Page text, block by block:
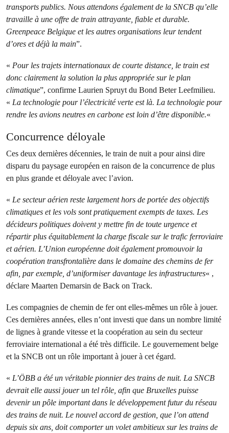
transports publics. Nous attendons également de la SNCB qu’elle
travaille à une offre de train attrayante, fiable et durable.
Greenpeace Belgique et les autres organisations leur tendent
d’ores et déjà la main”.
« Pour les trajets internationaux de courte distance, le train est
donc clairement la solution la plus appropriée sur le plan
climatique”, confirme Laurien Spruyt du Bond Beter Leefmilieu.
« La technologie pour l’électricité verte est là. La technologie pour
rendre les avions neutres en carbone est loin d’être disponible.«
Concurrence déloyale
Ces deux dernières décennies, le train de nuit a pour ainsi dire
disparu du paysage européen en raison de la concurrence de plus
en plus grande et déloyale avec l’avion.
« Le secteur aérien reste largement hors de portée des objectifs
climatiques et les vols sont pratiquement exempts de taxes. Les
décideurs politiques doivent y mettre fin de toute urgence et
répartir plus équitablement la charge fiscale sur le trafic ferroviaire
et aérien. L’Union européenne doit également promouvoir la
coopération transfrontalière dans le domaine des chemins de fer
afin, par exemple, d’uniformiser davantage les infrastructures« ,
déclare Maarten Demarsin de Back on Track.
Les compagnies de chemin de fer ont elles-mêmes un rôle à jouer.
Ces dernières années, elles n’ont investi que dans un nombre limité
de lignes à grande vitesse et la coopération au sein du secteur
ferroviaire international a été très difficile. Le gouvernement belge
et la SNCB ont un rôle important à jouer à cet égard.
« L’ÖBB a été un véritable pionnier des trains de nuit. La SNCB
devrait elle aussi jouer un tel rôle, afin que Bruxelles puisse
devenir un pôle important dans le développement futur du réseau
des trains de nuit. Le nouvel accord de gestion, que l’on attend
depuis six ans, doit comporter un volet ambitieux sur les trains de